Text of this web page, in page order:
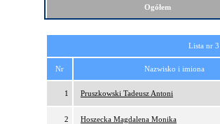
Ogółem
Lista nr
Nr Nazwisko i imiona
1 Pruszkowski Tadeusz Antoni
2 Hoszecka Magdalena Monika